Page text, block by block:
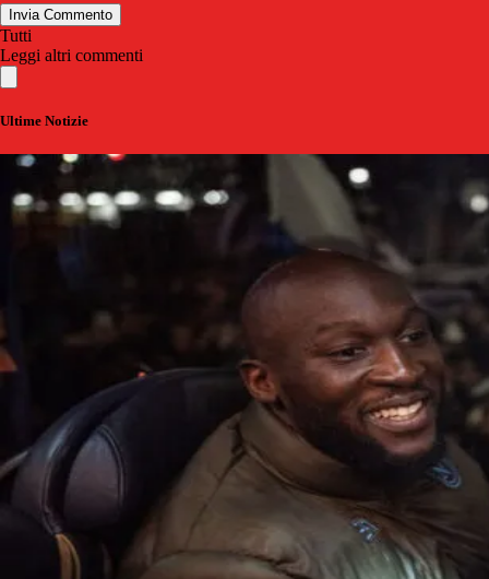
Invia Commento
Tutti
Leggi altri commenti
Ultime Notizie